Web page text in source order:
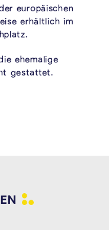
europäischen
erhältlich im
ehemalige
gestattet.